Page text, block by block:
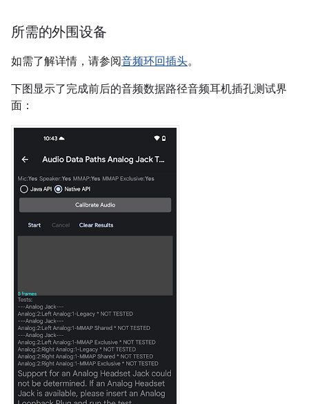
所需的外围设备
如需了解详情，请参阅音频环回插头。
下图显示了完成前后的音频数据路径音频耳机插孔测试界
面：